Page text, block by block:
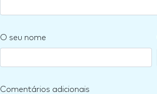
O seu nome
Comentários adicionais